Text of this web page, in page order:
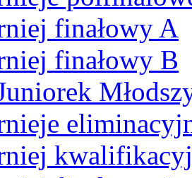
finałowy A
finałowy B